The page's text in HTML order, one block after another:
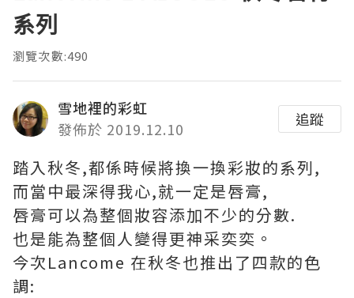
系列
瀏覽次數:490
雪地裡的彩虹
發佈於 2019.12.10
追蹤
踏入秋冬,都係時候將換一換彩妝的系列,
而當中最深得我心,就一定是唇膏,
唇膏可以為整個妝容添加不少的分數.
也是能為整個人變得更神采奕奕。
今次Lancome 在秋冬也推出了四款的色
調: